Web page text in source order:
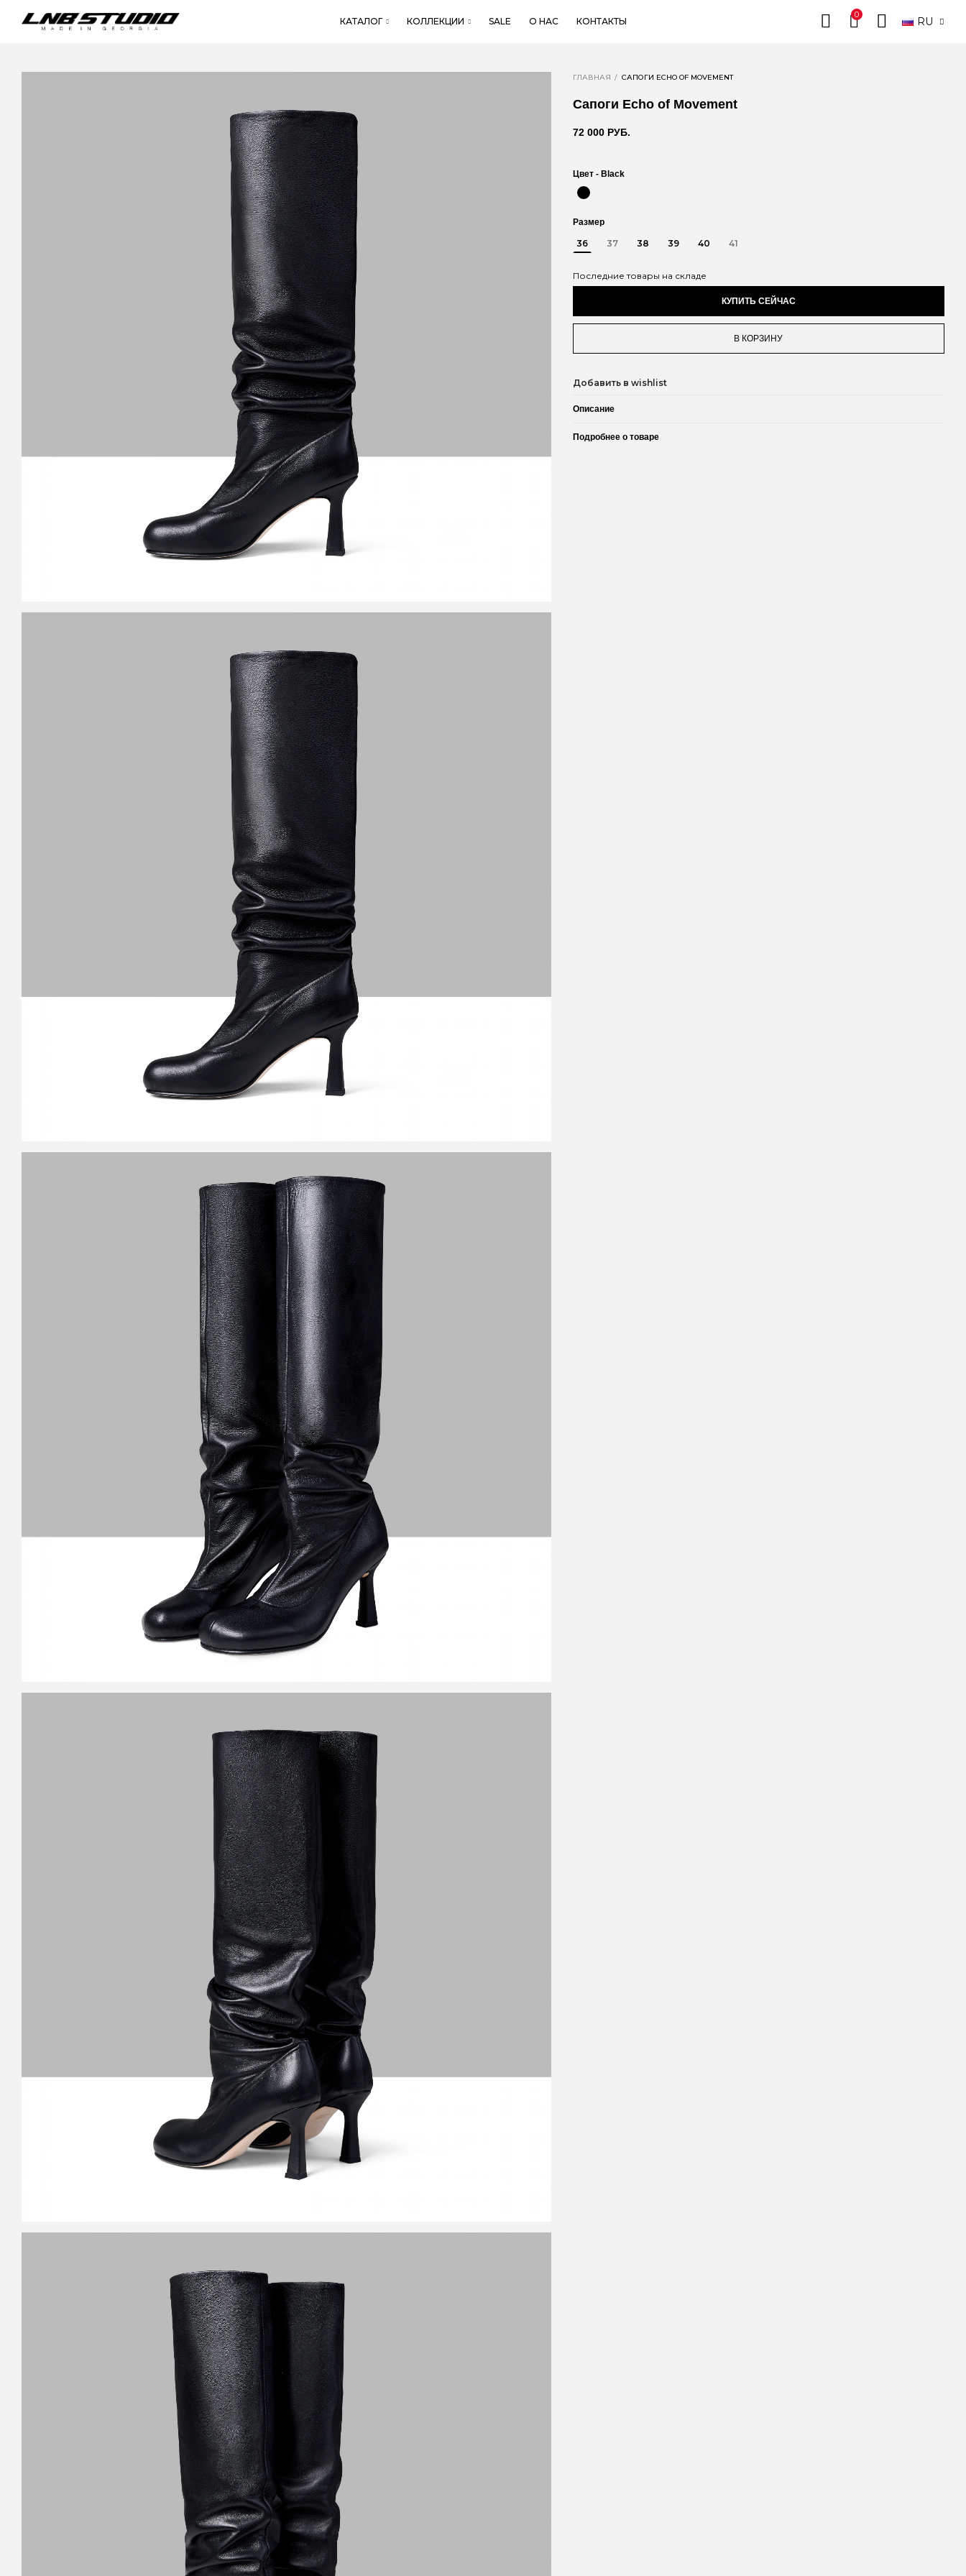
КАТАЛОГ КОЛЛЕКЦИИ SALE О НАС КОНТАКТЫ
0
RU
ГЛАВНАЯ САПОГИ ECHO OF MOVEMENT
Сапоги Echo of Movement
72 000 РУБ.
Цвет - Black
Размер
36 37 38 39 40 41
Последние товары на складе
КУПИТЬ СЕЙЧАС
В КОРЗИНУ
Добавить в wishlist
Описание
Подробнее о товаре